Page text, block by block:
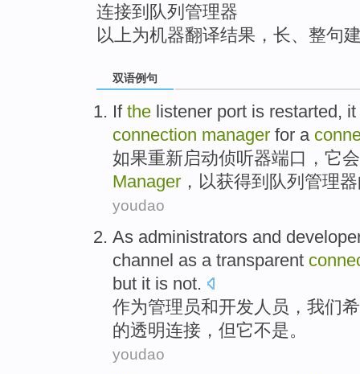
连接到队列管理器
以上为机器翻译结果，长、整句
双语例句
If the listener port is restarted, it
connection manager for a
如果重新启动侦听器端口 ， 它会
Manager ， 以获得到 队列 管理
youdao
As administrators and
channel as a transparent
but it is not.
作为管理员和开发人员 ， 我们
的透明连接 ， 但它不是。
youdao